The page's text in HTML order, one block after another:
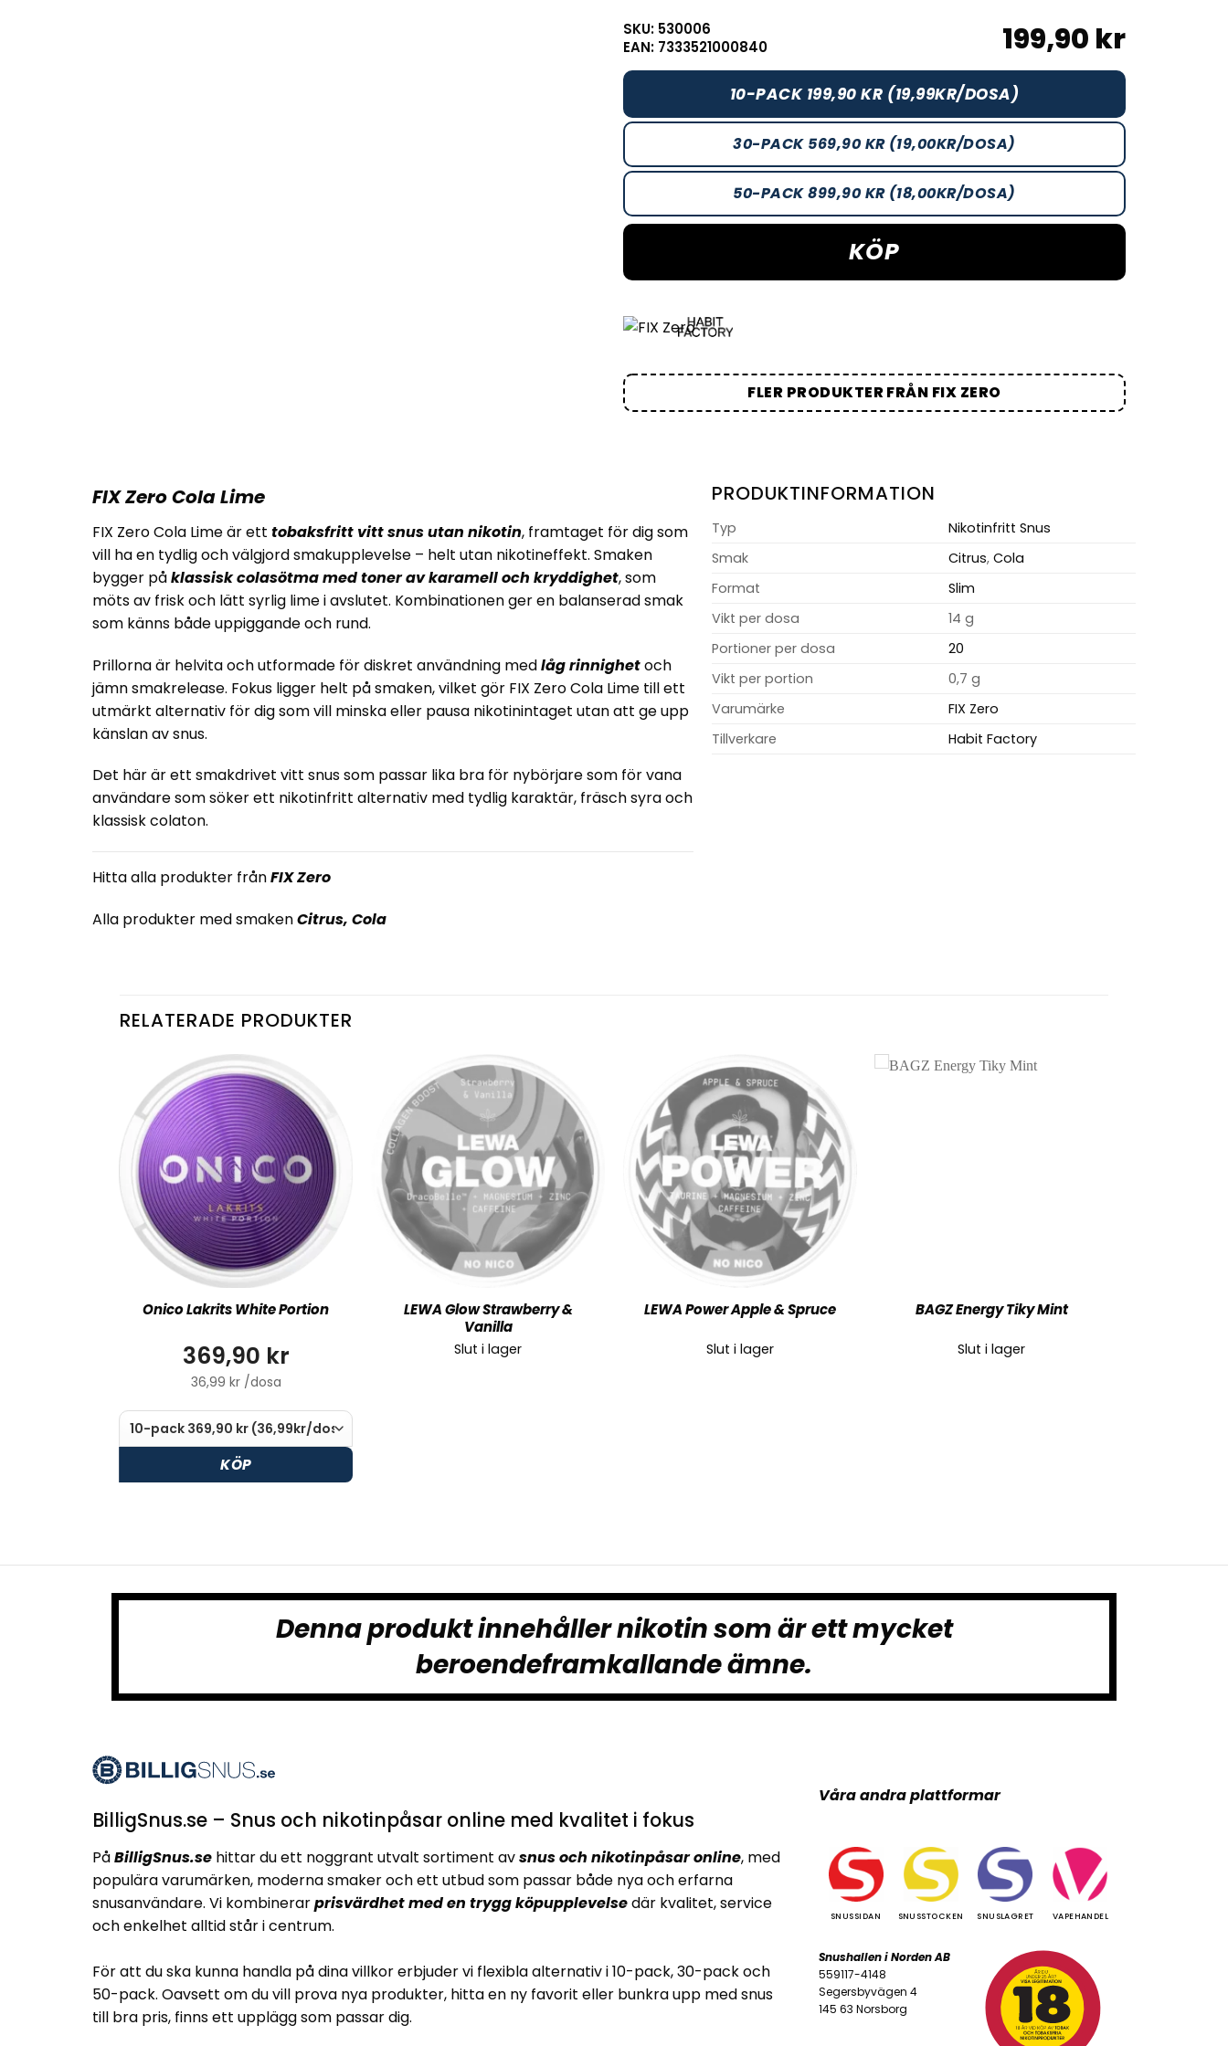
SKU: 530006
EAN: 7333521000840
199,90 kr
10-PACK 199,90 KR (19,99KR/DOSA)
30-PACK 569,90 KR (19,00KR/DOSA)
50-PACK 899,90 KR (18,00KR/DOSA)
KÖP
FLER PRODUKTER FRÅN FIX ZERO
FIX Zero Cola Lime
FIX Zero Cola Lime är ett tobaksfritt vitt snus utan nikotin, framtaget för dig som
vill ha en tydlig och välgjord smakupplevelse – helt utan nikotineffekt. Smaken
bygger påklassisk colasötma med toner av karamell och kryddighet, som
möts av frisk och lätt syrlig lime i avslutet. Kombinationen ger en balanserad smak
som känns både uppiggande och rund.
Prillorna är helvita och utformade för diskret användning medlåg rinnighetoch
jämn smakrelease. Fokus ligger helt på smaken, vilket gör FIX Zero Cola Lime till ett
utmärkt alternativ för dig som vill minska eller pausa nikotinintaget utan att ge upp
känslan av snus.
Det här är ett smakdrivet vitt snus som passar lika bra för nybörjare som för vana
användare som söker ett nikotinfritt alternativ med tydlig karaktär, fräsch syra och
klassisk colaton.
Hitta alla produkter frånFIX Zero
Alla produkter med smakenCitrus, Cola
PRODUKTINFORMATION
Typ
Nikotinfritt Snus
Smak
Citrus, Cola
Format
Slim
Vikt per dosa
14 g
Portioner per dosa
20
Vikt per portion
0,7 g
Varumärke
FIX Zero
Tillverkare
Habit Factory
RELATERADE PRODUKTER
Onico Lakrits White Portion
369,90 kr
36,99 kr /dosa
KÖP
LEWA Glow Strawberry &
Vanilla
Slut i lager
LEWA Power Apple & Spruce
Slut i lager
BAGZ Energy Tiky Mint
Slut i lager
Denna produkt innehåller nikotin som är ett mycket
beroendeframkallande ämne.
BilligSnus.se – Snus och nikotinpåsar online med kvalitet i fokus
PåBilligSnus.sehittar du ett noggrant utvalt sortiment avsnus och nikotinpåsar online, med
populära varumärken, moderna smaker och ett utbud som passar både nya och erfarna
snusanvändare. Vi kombinerarprisvärdhet med en trygg köpupplevelsedär kvalitet, service
och enkelhet alltid står i centrum.
För att du ska kunna handla på dina villkor erbjuder vi flexibla alternativ i 10-pack, 30-pack och
50-pack. Oavsett om du vill prova nya produkter, hitta en ny favorit eller bunkra upp med snus
till bra pris, finns ett upplägg som passar dig.
Våra andra plattformar
SNUSSIDAN SNUSSTOCKEN SNUSLAGRET VAPEHANDEL
Snushallen i Norden AB
559117-4148
Segersbyvägen 4
145 63 Norsborg